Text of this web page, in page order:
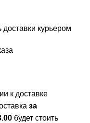
курьером
к доставке
за
будет стоить